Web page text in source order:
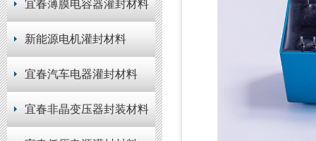
宜春薄膜电容器灌封材料
新能源电机灌封材料
宜春汽车电器灌封材料
宜春非晶变压器封装材料